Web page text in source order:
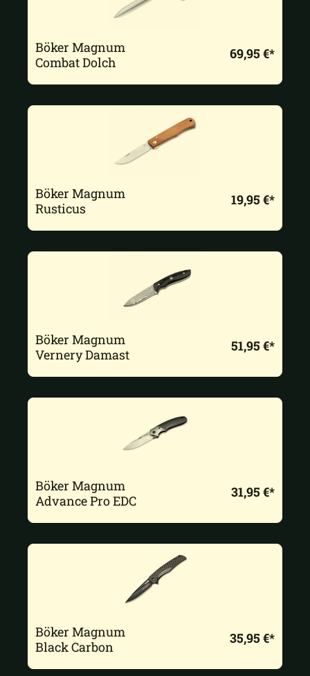
Böker Magnum
Combat Dolch
69,95 €*
Böker Magnum
Rusticus
19,95 €*
Böker Magnum
Vernery Damast
51,95 €*
Böker Magnum
Advance Pro EDC
31,95 €*
Böker Magnum
Black Carbon
35,95 €*